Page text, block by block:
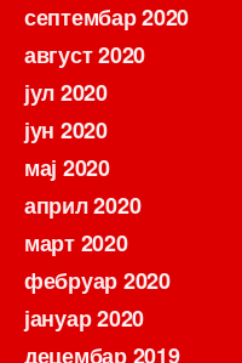
септембар 2020
август 2020
јул 2020
јун 2020
мај 2020
април 2020
март 2020
фебруар 2020
јануар 2020
децембар 2019